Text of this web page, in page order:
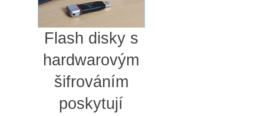
Flash disky s
hardwarovým
šifrováním
poskytují